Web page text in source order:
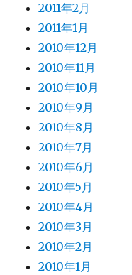
2011年2月
2011年1月
2010年12月
2010年11月
2010年10月
2010年9月
2010年8月
2010年7月
2010年6月
2010年5月
2010年4月
2010年3月
2010年2月
2010年1月